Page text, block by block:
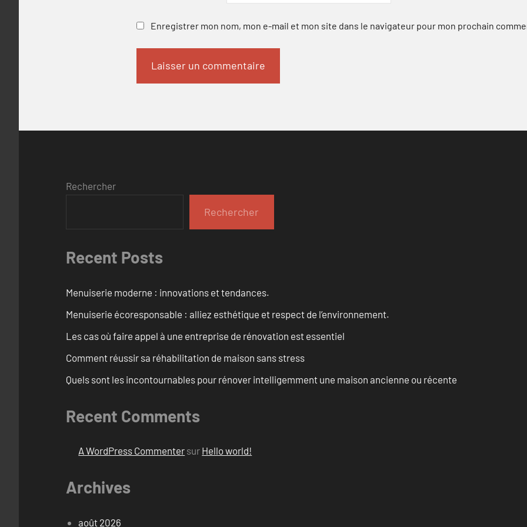
Enregistrer mon nom, mon e-mail et mon site dans le navigateur pour mon prochain
Rechercher
Rechercher
Recent Posts
Menuiserie moderne : innovations et tendances.
Menuiserie écoresponsable : alliez esthétique et respect de l’environnement.
Les cas où faire appel à une entreprise de rénovation est essentiel
Comment réussir sa réhabilitation de maison sans stress
Quels sont les incontournables pour rénover intelligemment une maison ancienne ou récente
Recent Comments
A WordPress Commenter sur Hello world!
Archives
août 2026